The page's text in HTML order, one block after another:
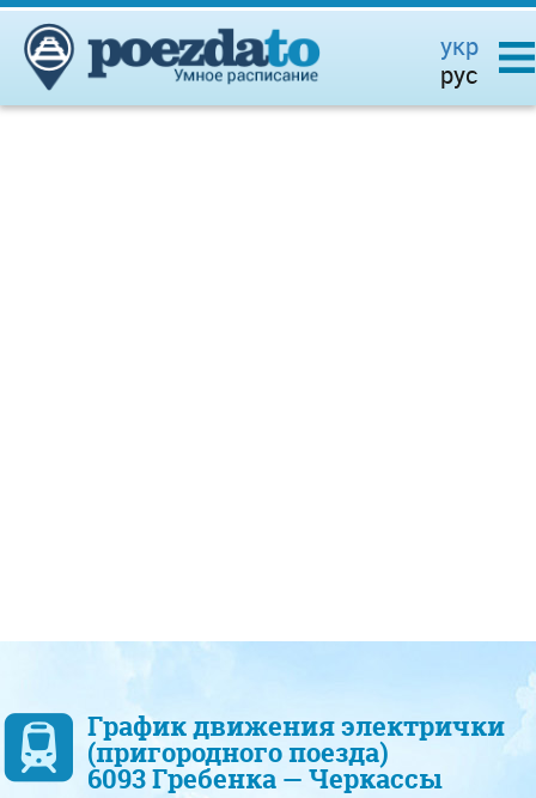
укр
рус
График движения электрички
(пригородного поезда)
6093 Гребенка — Черкассы